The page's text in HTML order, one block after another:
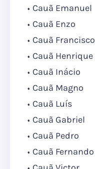
Cauã Emanuel
Cauã Enzo
Cauã Francisco
Cauã Henrique
Cauã Inácio
Cauã Magno
Cauã Luís
Cauã Gabriel
Cauã Pedro
Cauã Fernando